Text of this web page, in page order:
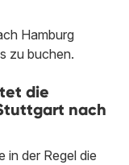
Hamburg
zu buchen.
die
nach
in der Regel die